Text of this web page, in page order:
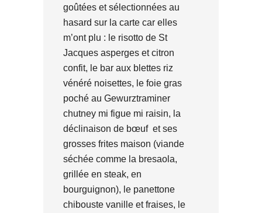
goûtées et sélectionnées au
hasard sur la carte car elles
m’ont plu : le risotto de St
Jacques asperges et citron
confit, le bar aux blettes riz
vénéré noisettes, le foie gras
poché au Gewurztraminer
chutney mi figue mi raisin, la
déclinaison de bœuf et ses
grosses frites maison (viande
séchée comme la bresaola,
grillée en steak, en
bourguignon), le panettone
chibouste vanille et fraises, le